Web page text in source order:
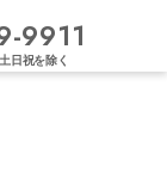
9911
土日祝を除く